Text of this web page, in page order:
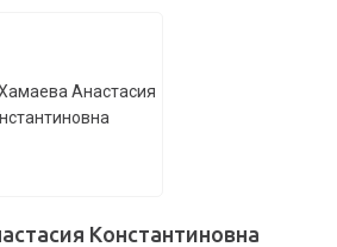
Константиновна